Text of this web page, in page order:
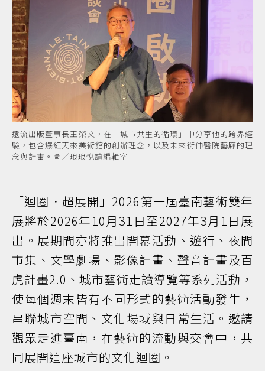
遠流出版董事長王榮文，在「城市共生的循環」中分享他的跨界經
驗，包含爆紅天來美術館的創辦理念，以及未來衍伸醫院藝廊的理
念與計畫。圖／琅琅悅讀編輯室
「迴圈．超展開」2026第一屆臺南藝術雙年
展將於2026年10月31日至2027年3月1日展
出。展期間亦將推出開幕活動、遊行、夜間
市集、文學劇場、影像計畫、聲音計畫及百
虎計畫2.0、城市藝術走讀導覽等系列活動，
使每個週末皆有不同形式的藝術活動發生，
串聯城市空間、文化場域與日常生活。邀請
觀眾走進臺南，在藝術的流動與交會中，共
同展開這座城市的文化迴圈。